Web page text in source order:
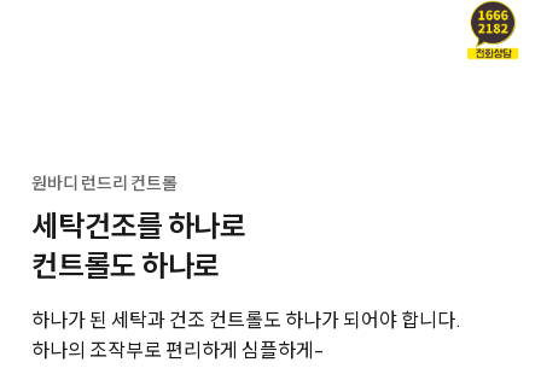
원바디 런드리 컨트롤
세탁건조를 하나로
컨트롤도 하나로
하나가 된 세탁과 건조 컨트롤도 하나가 되어야 합니다.
하나의 조작부로 편리하게 심플하게-